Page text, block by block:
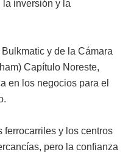
la inversión y la
y de la Cámara
Capítulo Noreste,
en los negocios para el
ferrocarriles y los centros
pero la confianza